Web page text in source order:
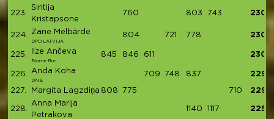
223.
Sintija
Kristapsone
760 803 743 2306
224. Zane Melbārde
DPD LATVIJA
804 721 778 2303
225. Ilze Ančeva
Blome Run
845 846 611 2302
226. Anda Koha
DNB
709 748 837 2294
227. Margita Lagzdiņa 808 775 710 2293
228.
Anna Marija
Petrakova
1140 1117 2257